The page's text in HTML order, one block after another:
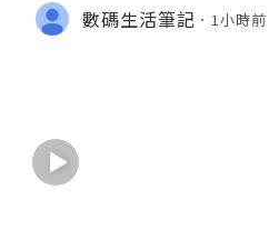
數碼生活筆記 1小時前